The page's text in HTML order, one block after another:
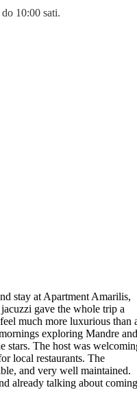
10:00 sati.
stay at Apartment Amarilis,
gave the whole trip a
much more luxurious than
exploring Mandre and
stars. The host was
local restaurants. The
and very well maintained.
already talking about coming